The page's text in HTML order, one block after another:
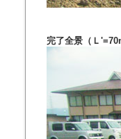
完了全景（Ｌ